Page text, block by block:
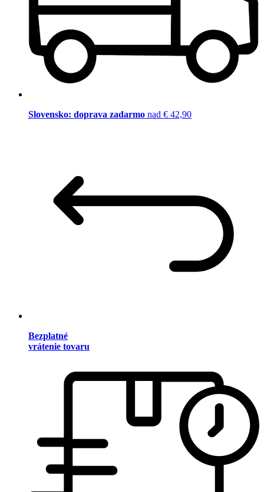
Slovensko: doprava zadarmo nad € 42,90
Bezplatné
vrátenie tovaru